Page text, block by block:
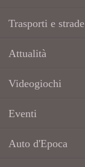
Trasporti e strade
Attualità
Videogiochi
Eventi
Auto d'Epoca